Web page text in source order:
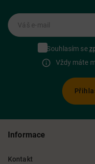
Váš e-mail
Souhlasím se
Vždy máte
Informace
Kontakt